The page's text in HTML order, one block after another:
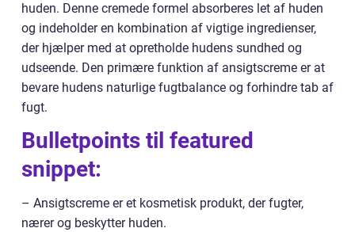
huden. Denne cremede formel absorberes let af huden
og indeholder en kombination af vigtige ingredienser,
der hjælper med at opretholde hudens sundhed og
udseende. Den primære funktion af ansigtscreme er at
bevare hudens naturlige fugtbalance og forhindre tab af
fugt.
Bulletpoints til featured
snippet:
– Ansigtscreme er et kosmetisk produkt, der fugter,
nærer og beskytter huden.